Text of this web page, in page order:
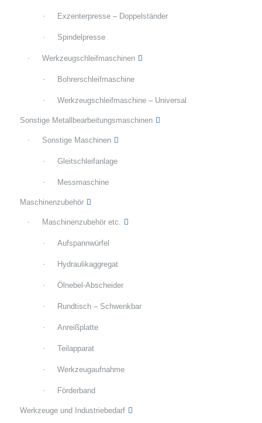
Exzenterpresse – Doppelständer
Spindelpresse
Werkzeugschleifmaschinen
Bohrerschleifmaschine
Werkzeugschleifmaschine – Universal
Sonstige Metallbearbeitungsmaschinen
Sonstige Maschinen
Gleitschleifanlage
Messmaschine
Maschinenzubehör
Maschinenzubehör etc.
Aufspannwürfel
Hydraulikaggregat
Ölnebel-Abscheider
Rundtisch – Schwenkbar
Anreißplatte
Teilapparat
Werkzeugaufnahme
Förderband
Werkzeuge und Industriebedarf